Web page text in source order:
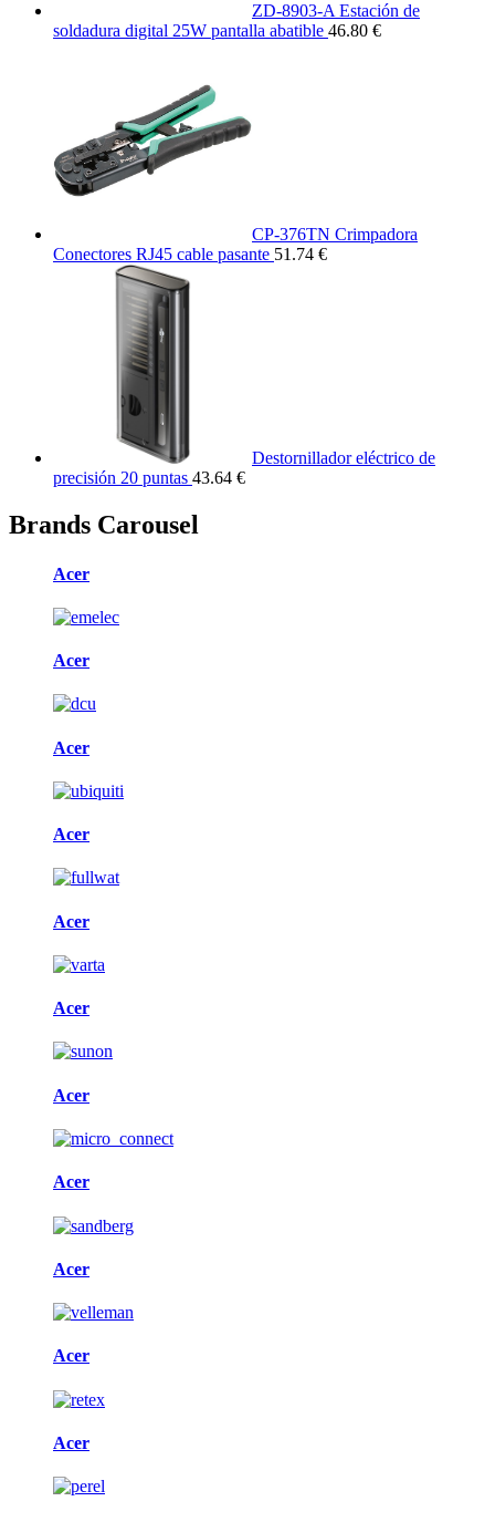
ZD-8903-A Estación de
soldadura digital 25W pantalla abatible 46.80 €
CP-376TN Crimpadora
Conectores RJ45 cable pasante 51.74 €
Destornillador eléctrico de
precisión 20 puntas 43.64 €
Brands Carousel
Acer
Acer
Acer
Acer
Acer
Acer
Acer
Acer
Acer
Acer
Acer